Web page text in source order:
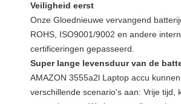
Veiligheid eerst
Onze Gloednieuwe vervangend
ROHS, ISO9001/9002 en andere
certificeringen gepasseerd.
Super lange levensduur van de
AMAZON 3555a2l Laptop accu
verschillende scenario's aan: Vrije tijd,